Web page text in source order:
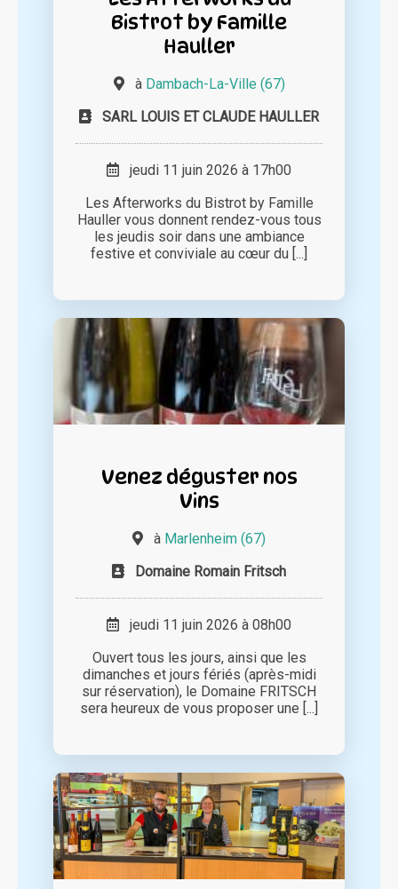
Bistrot by Famille
Hauller
à Dambach-La-Ville (67)
SARL LOUIS ET CLAUDE HAULLER
jeudi 11 juin 2026 à 17h00
Les Afterworks du Bistrot by Famille
Hauller vous donnent rendez-vous tous
les jeudis soir dans une ambiance
festive et conviviale au cœur du [...]
Venez déguster nos
Vins
à Marlenheim (67)
Domaine Romain Fritsch
jeudi 11 juin 2026 à 08h00
Ouvert tous les jours, ainsi que les
dimanches et jours fériés (après-midi
sur réservation), le Domaine FRITSCH
sera heureux de vous proposer une [...]